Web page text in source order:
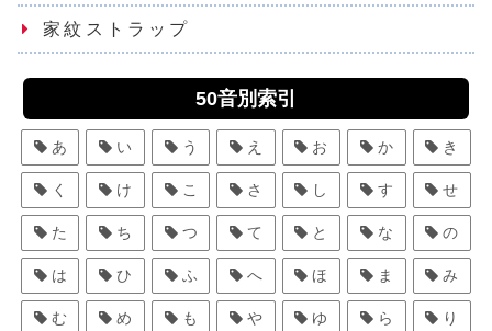
家紋ストラップ
50音別索引
あ い う え お か き
く け こ さ し す せ
た ち つ て と な の
は ひ ふ へ ほ ま み
む め も や ゆ ら り